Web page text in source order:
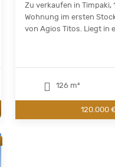
Zu verkaufen in Timpaki,
Wohnung im ersten
von Agios Titos. Liegt in
126 m²
120.000